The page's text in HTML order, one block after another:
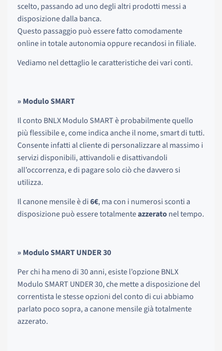
scelto, passando ad uno degli altri prodotti messi a
disposizione dalla banca.
Questo passaggio può essere fatto comodamente
online in totale autonomia oppure recandosi in filiale.
Vediamo nel dettaglio le caratteristiche dei vari conti.
» Modulo SMART
Il conto BNLX Modulo SMART è probabilmente quello
più flessibile e, come indica anche il nome, smart di tutti.
Consente infatti al cliente di personalizzare al massimo i
servizi disponibili, attivandoli e disattivandoli
all’occorrenza, e di pagare solo ciò che davvero si
utilizza.
Il canone mensile è di6€, ma con i numerosi sconti a
disposizione può essere totalmenteazzeratonel tempo.
» Modulo SMART UNDER 30
Per chi ha meno di 30 anni, esiste l’opzione BNLX
Modulo SMART UNDER 30, che mette a disposizione del
correntista le stesse opzioni del conto di cui abbiamo
parlato poco sopra, a canone mensile già totalmente
azzerato.